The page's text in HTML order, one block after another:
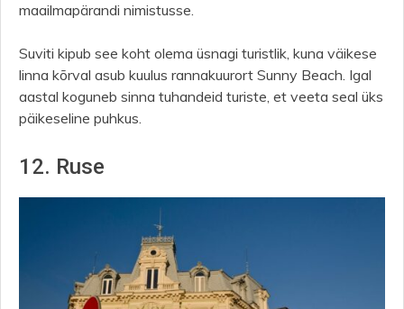
maailmapärandi nimistusse.
Suviti kipub see koht olema üsnagi turistlik, kuna väikese
linna kõrval asub kuulus rannakuurort Sunny Beach. Igal
aastal koguneb sinna tuhandeid turiste, et veeta seal üks
päikeseline puhkus.
12. Ruse